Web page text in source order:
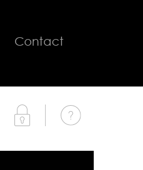
Contact